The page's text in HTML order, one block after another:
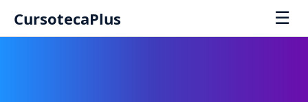
CursotecaPlus ☰